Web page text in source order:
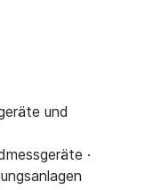
und
·